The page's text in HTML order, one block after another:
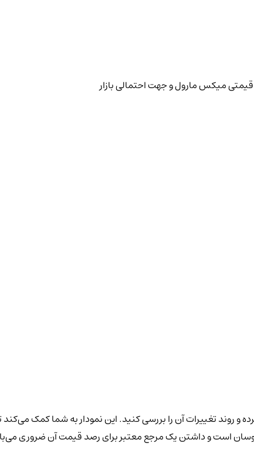
قیمتی میکس مارول و جهت احتمالی بازار
و روند تغییرات آن را بررسی کنید. این نمودار به شما کمک می‌کند
نوسان است و داشتن یک مرجع معتبر برای رصد قیمت آن ضروری